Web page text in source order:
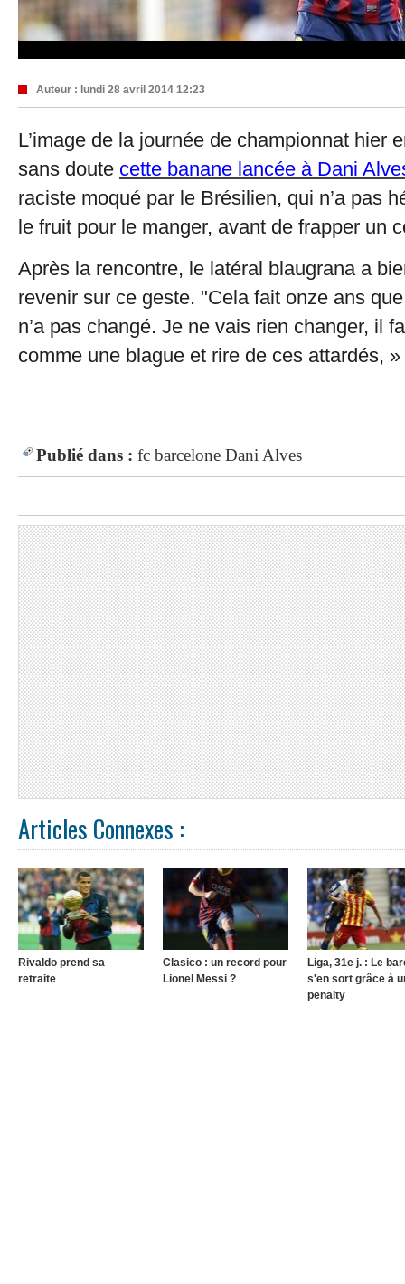
Auteur : lundi 28 avril 2014 12:23
L’image de la journée de championnat hier
sans doute cette banane lancée à Dani
raciste moqué par le Brésilien, qui n’a pas
le fruit pour le manger, avant de frapper un
Après la rencontre, le latéral blaugrana a
revenir sur ce geste. "Cela fait onze ans
n’a pas changé. Je ne vais rien changer, il
comme une blague et rire de ces attardés,
Publié dans : fc barcelone Dani Alves
Articles Connexes :
Rivaldo prend sa
retraite
Clasico : un record pour
Lionel Messi ?
Liga, 31e j. : Le
s'en sort grâce à
penalty